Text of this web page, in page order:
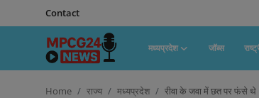
Contact
मध्यप्रदेश जॉब्स
ContactHome राज्य मध्यप्रदेश रीवा के जवा में छत पर फंसे थे